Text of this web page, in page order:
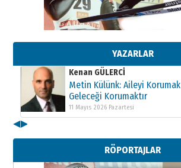
YAZARLAR
Kenan GÜLERCİ
Metin Külünk: Aileyi Korumak
Geleceği Korumaktır
Kenan GÜLERCİ
Metin Külünk: Aileyi Korumak
Geleceği Korumaktır
11 Mayıs 2026 Pazartesi
Metin Külünk: Aileyi Korumak
Geleceği Korumaktır
◀▶
RÖPORTAJLAR